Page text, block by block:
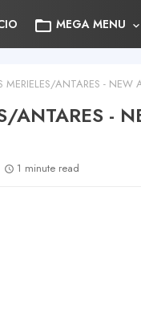
folder_open MEGA MENU
MERIELES/ANTARES - NEW
ANTARES -
1 minute read